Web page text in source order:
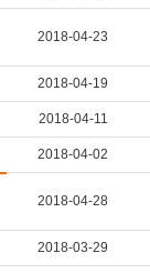
2018-04-23
2018-04-19
2018-04-11
2018-04-02
2018-04-28
2018-03-29